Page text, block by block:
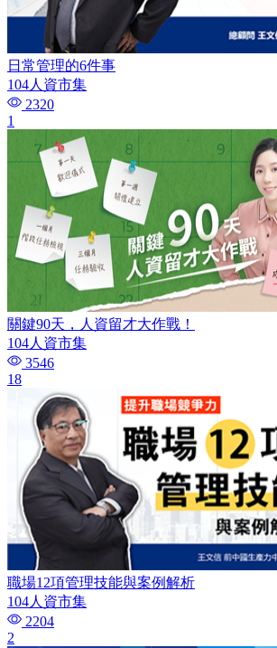
日常管理的6件事
104人資市集
2320
1
關鍵90天，人資留才大作戰！
104人資市集
3546
18
職場12項管理技能與案例解析
104人資市集
2204
2